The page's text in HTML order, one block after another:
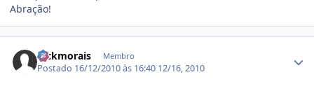
Abração!
hickmorais Membro
Postado 16/12/2010 às 16:40 12/16, 2010